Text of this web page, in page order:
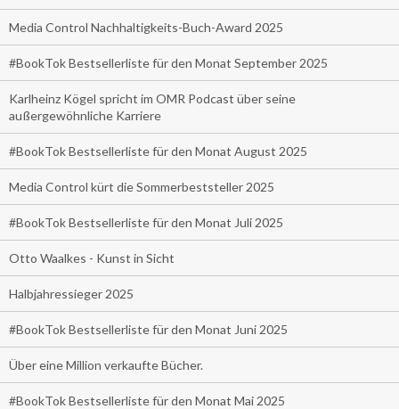
Media Control Nachhaltigkeits-Buch-Award 2025
#BookTok Bestsellerliste für den Monat September 2025
Karlheinz Kögel spricht im OMR Podcast über seine
außergewöhnliche Karriere
#BookTok Bestsellerliste für den Monat August 2025
Media Control kürt die Sommerbeststeller 2025
#BookTok Bestsellerliste für den Monat Juli 2025
Otto Waalkes - Kunst in Sicht
Halbjahressieger 2025
#BookTok Bestsellerliste für den Monat Juni 2025
Über eine Million verkaufte Bücher.
#BookTok Bestsellerliste für den Monat Mai 2025